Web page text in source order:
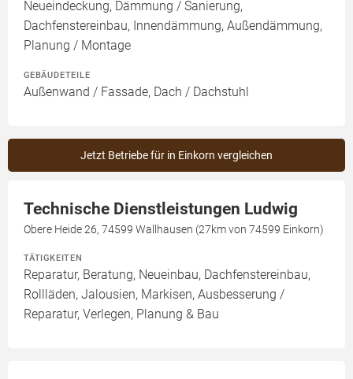
Neueindeckung, Dämmung / Sanierung,
Dachfenstereinbau, Innendämmung, Außendämmung,
Planung / Montage
GEBÄUDETEILE
Außenwand / Fassade, Dach / Dachstuhl
Jetzt Betriebe für in Einkorn vergleichen
Technische Dienstleistungen Ludwig
Obere Heide 26, 74599 Wallhausen (27km von 74599 Einkorn)
TÄTIGKEITEN
Reparatur, Beratung, Neueinbau, Dachfenstereinbau,
Rollläden, Jalousien, Markisen, Ausbesserung /
Reparatur, Verlegen, Planung & Bau